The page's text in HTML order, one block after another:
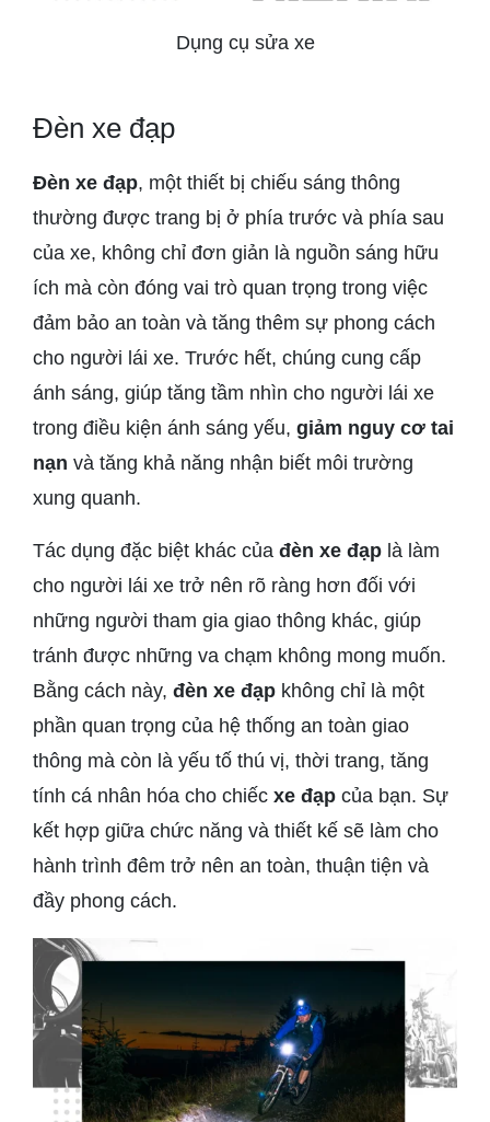
Dụng cụ sửa xe
Đèn xe đạp
Đèn xe đạp, một thiết bị chiếu sáng thông
thường được trang bị ở phía trước và phía sau
của xe, không chỉ đơn giản là nguồn sáng hữu
ích mà còn đóng vai trò quan trọng trong việc
đảm bảo an toàn và tăng thêm sự phong cách
cho người lái xe. Trước hết, chúng cung cấp
ánh sáng, giúp tăng tầm nhìn cho người lái xe
trong điều kiện ánh sáng yếu, giảm nguy cơ tai
nạn và tăng khả năng nhận biết môi trường
xung quanh.
Tác dụng đặc biệt khác của đèn xe đạp là làm
cho người lái xe trở nên rõ ràng hơn đối với
những người tham gia giao thông khác, giúp
tránh được những va chạm không mong muốn.
Bằng cách này, đèn xe đạp không chỉ là một
phần quan trọng của hệ thống an toàn giao
thông mà còn là yếu tố thú vị, thời trang, tăng
tính cá nhân hóa cho chiếc xe đạp của bạn. Sự
kết hợp giữa chức năng và thiết kế sẽ làm cho
hành trình đêm trở nên an toàn, thuận tiện và
đầy phong cách.